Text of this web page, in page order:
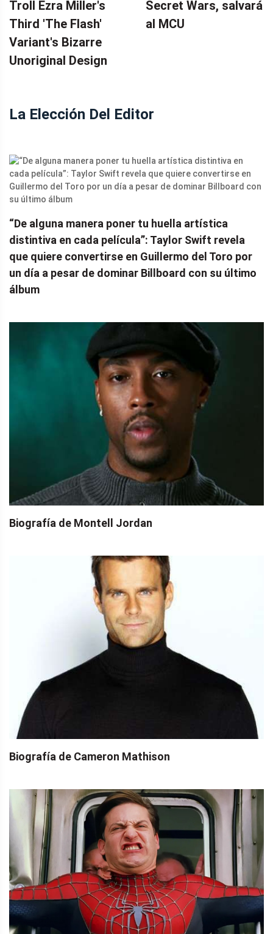
Troll Ezra Miller's
Third 'The Flash'
Variant's Bizarre
Unoriginal Design
Secret Wars, salvará
al MCU
La Elección Del Editor
“De alguna manera poner tu huella artística
distintiva en cada película”: Taylor Swift revela
que quiere convertirse en Guillermo del Toro por
un día a pesar de dominar Billboard con su último
álbum
Biografía de Montell Jordan
Biografía de Cameron Mathison